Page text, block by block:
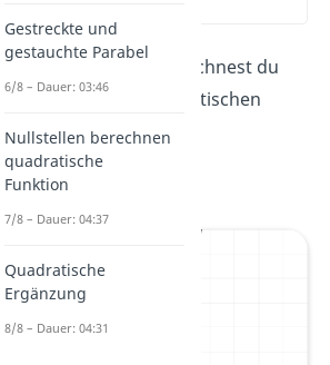
Als Normalparabel bezeichnest du
den Graphen der quadratischen
Funktion f(x) = x².
Sie sieht so aus:
Gestreckte und
gestauchte Parabel
6/8 – Dauer: 03:46
Nullstellen berechnen
quadratische
Funktion
7/8 – Dauer: 04:37
Quadratische
Ergänzung
8/8 – Dauer: 04:31